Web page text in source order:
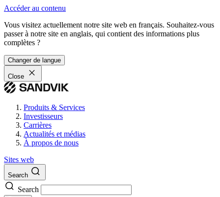
Accéder au contenu
Vous visitez actuellement notre site web en français. Souhaitez-vous
passer à notre site en anglais, qui contient des informations plus
complètes ?
Changer de langue
Close
Produits & Services
Investisseurs
Carrières
Actualités et médias
À propos de nous
Sites web
Search
Search